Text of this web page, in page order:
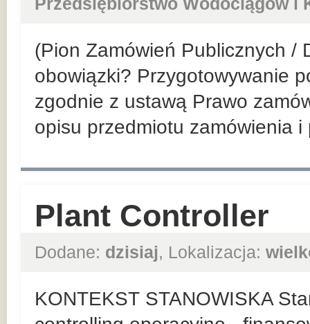
(Pion Zamówień Publicznych /
obowiązki? Przygotowywanie
zgodnie z ustawą Prawo
opisu przedmiotu zamówienia
Plant Controller
Dodane: dzisiaj, Lokalizacja:
KONTEKST STANOWISKA